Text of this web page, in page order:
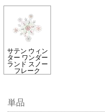
サテン ウィン
ター ワンダー
ランド スノー
フレーク
単品